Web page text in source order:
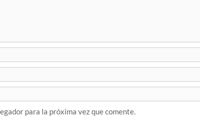
para la próxima vez que comente.